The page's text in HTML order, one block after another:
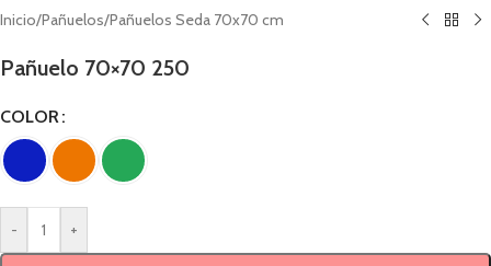
Inicio/Pañuelos/Pañuelos Seda 70x70 cm
Pañuelo 70×70 250
COLOR
- +